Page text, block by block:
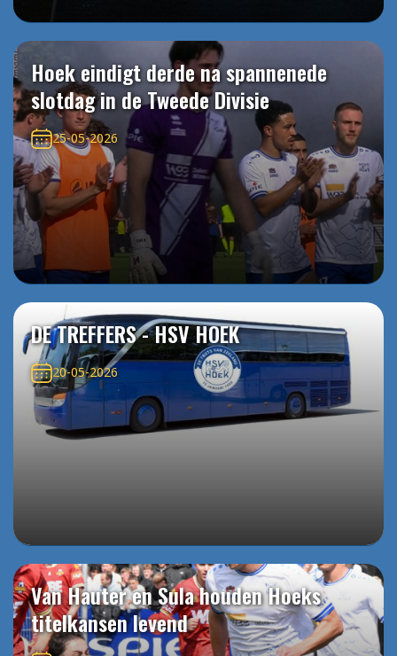
Hoek eindigt derde na spannenede
slotdag in de Tweede Divisie
25-05-2026
DE TREFFERS - HSV HOEK
20-05-2026
Van Hauter en Sula houden Hoeks
titelkansen levend